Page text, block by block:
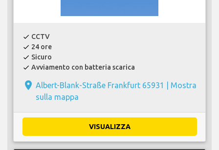
check CCTV
check 24 ore
check Sicuro
check Avviamento con batteria scarica
place Albert-Blank-Straße Frankfurt 65931 | Mostra
sulla mappa
VISUALIZZA